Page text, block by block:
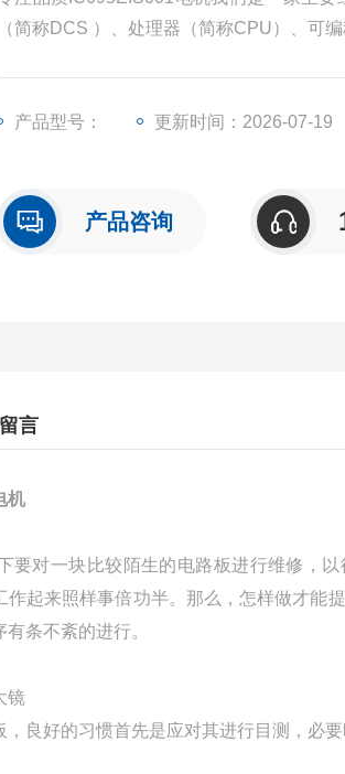
（简称DCS ）、处理器（简称CPU）、可
产品型号： 更新时间：2026-07-19
产品咨询
言
机
对一块比较陌生的电路板进行维修，
作起来照样事倍功半。那么，怎样做才能
条不紊的进行。
镜
良好的习惯首先是应对其进行目测，必